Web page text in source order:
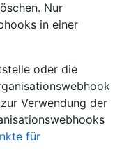
Nur
in einer
oder die
Verwendung der
für